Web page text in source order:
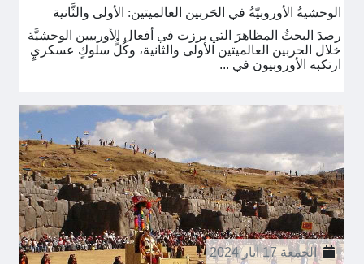
الوحشيةُ الأوروبيّةُ في الحَربين العالميتين: الأولى والثَّانية
رصدَ البحثُ المظاهرَ التي برزت في أفعال الأوربيين الوحشيَّة
خلال الحربين العالميتين الأولى والثانية، وكُلُّ سلوكٍ عسكريٍ
ارتكبه الأوروبيون في ...
الجمعة 17 آيار 2024